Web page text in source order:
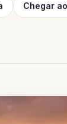
Chegar